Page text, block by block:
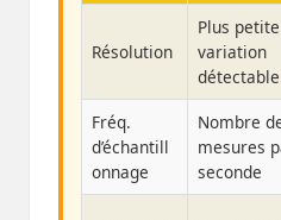
Résolution
Plus petite
variation
détectable
Fréq.
d’échantill
onnage
Nombre
mesures
seconde